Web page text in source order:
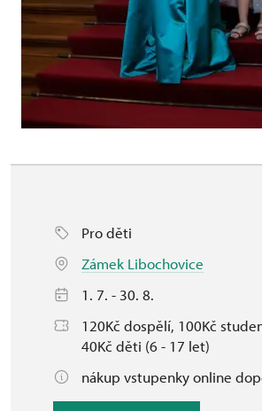
Pro děti
Zámek Libochovice
1. 7. - 30. 8.
120Kč dospělí, 100Kč
40Kč děti (6 - 17 let)
nákup vstupenky online